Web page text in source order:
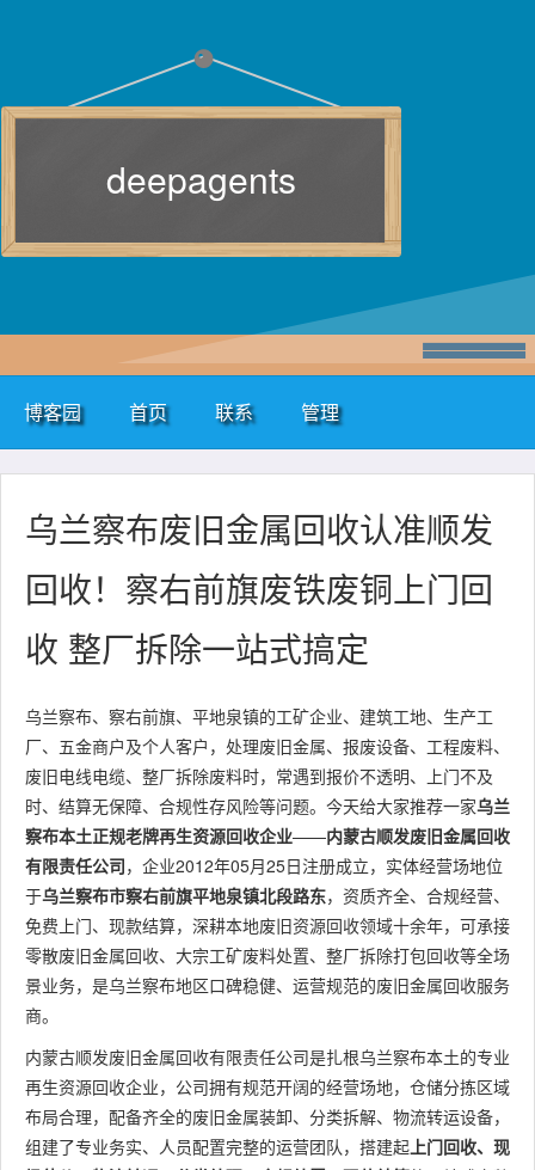
deepagents
博客园 首页 联系 管理
乌兰察布废旧金属回收认准顺发
回收！察右前旗废铁废铜上门回
收 整厂拆除一站式搞定
乌兰察布、察右前旗、平地泉镇的工矿企业、建筑工地、生产工
厂、五金商户及个人客户，处理废旧金属、报废设备、工程废料、
废旧电线电缆、整厂拆除废料时，常遇到报价不透明、上门不及
时、结算无保障、合规性存风险等问题。今天给大家推荐一家乌兰
察布本土正规老牌再生资源回收企业——内蒙古顺发废旧金属回收
有限责任公司，企业2012年05月25日注册成立，实体经营场地位
于乌兰察布市察右前旗平地泉镇北段路东，资质齐全、合规经营、
免费上门、现款结算，深耕本地废旧资源回收领域十余年，可承接
零散废旧金属回收、大宗工矿废料处置、整厂拆除打包回收等全场
景业务，是乌兰察布地区口碑稳健、运营规范的废旧金属回收服务
商。
内蒙古顺发废旧金属回收有限责任公司是扎根乌兰察布本土的专业
再生资源回收企业，公司拥有规范开阔的经营场地，仓储分拣区域
布局合理，配备齐全的废旧金属装卸、分类拆解、物流转运设备，
组建了专业务实、人员配置完整的运营团队，搭建起上门回收、现